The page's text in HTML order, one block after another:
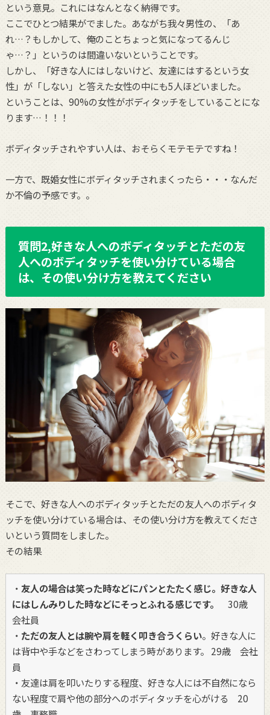
という意見。これにはなんとなく納得です。
ここでひとつ結果がでました。あながち我々男性の、「あ
れ…？もしかして、俺のことちょっと気になってるんじ
ゃ…？」というのは間違いないということです。
しかし、「好きな人にはしないけど、友達にはするという女
性」が「しない」と答えた女性の中にも5人ほどいました。
ということは、90%の女性がボディタッチをしていることにな
ります…！！！
ボディタッチされやすい人は、おそらくモテモテですね！
一方で、既婚女性にボディタッチされまくったら・・・なんだ
か不倫の予感です。。
質問2,好きな人へのボディタッチとただの友
人へのボディタッチを使い分けている場合
は、その使い分け方を教えてください
そこで、好きな人へのボディタッチとただの友人へのボディタ
ッチを使い分けている場合は、その使い分け方を教えてくださ
いという質問をしました。
その結果
・ 友人の場合は笑った時などにパンとたたく感じ。好きな人
にはしんみりした時などにそっとふれる感じです。
30歳
会社員
・ ただの友人とは腕や肩を軽く叩き合うくらい。好きな人に
は背中や手などをさわってしまう時があります。 29歳 会社
員
・友達は肩を叩いたりする程度、好きな人には不自然になら
ない程度で肩や他の部分へのボディタッチを心がける 20